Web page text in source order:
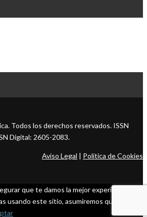
Todos los derechos reservados. ISSN
Digital: 2605-2083.
Aviso Legal | Política de Cookies
que te damos la mejor experiencia en
usando este sitio, asumiremos que estás